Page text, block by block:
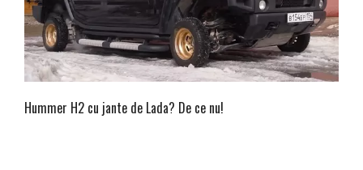
Hummer H2 cu jante de Lada? De ce nu!